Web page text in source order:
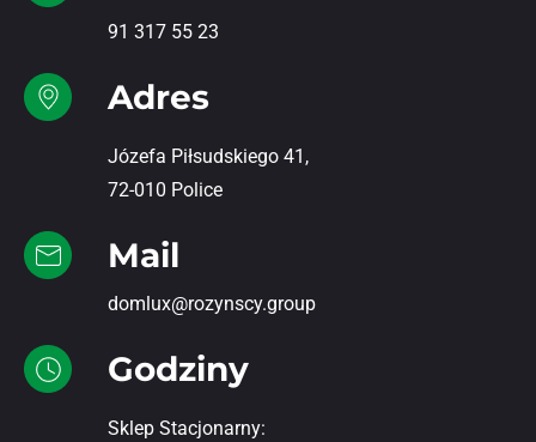
91 317 55 23
Adres
Józefa Piłsudskiego 41,
72-010 Police
Mail
domlux@rozynscy.group
Godziny
Sklep Stacjonarny: